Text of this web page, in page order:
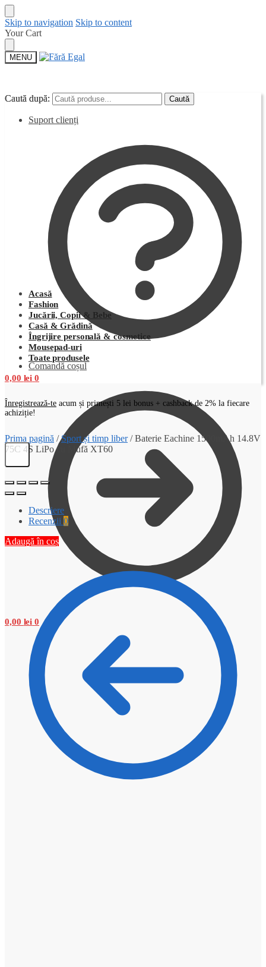
Skip to navigation Skip to content
Your Cart
MENU
Caută după: Caută
Suport clienți
Comandă coșul
0,00 lei 0
Caută după: Caută
Acasă
Fashion
Jucării, Copii & Bebe
Casă & Grădină
Îngrijire personală & cosmetice
Mousepad-uri
Toate produsele
0,00 lei 0
Înregistrează-te acum și primești 5 lei bonus + cashback de 2% la fiecare
achiziție!
Prima pagină /Sport și timp liber/Baterie Eachine 1500mAh 14.8V
75C 4S LiPo cu Mufă XT60
Descriere
Recenzii 0
Adaugă în coș